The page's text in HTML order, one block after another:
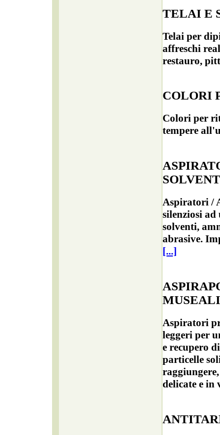
TELAI E
Telai per
affreschi
restauro,
COLORI
Colori per
tempere
Aspiratori /
silenziosi ad
solventi,
abrasive.
[...]
MUSEALI
Aspiratori
leggeri per
e recupero
particelle
delicate e in